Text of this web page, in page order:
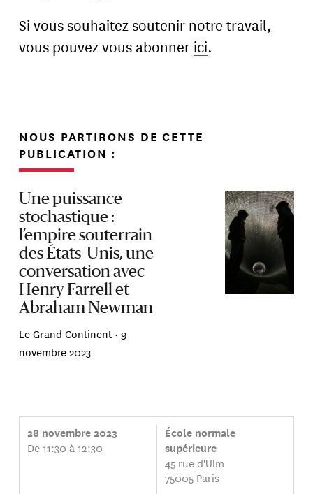
Si vous souhaitez soutenir notre travail,
vous pouvez vous abonner ici.
NOUS PARTIRONS DE CETTE
PUBLICATION :
Une puissance
stochastique :
l’empire souterrain
des États-Unis, une
conversation avec
Henry Farrell et
Abraham Newman
Le Grand Continent •9
novembre 2023
28 novembre 2023
De 11:30 à 12:30
École normale
supérieure
45 rue d'Ulm
75005 Paris